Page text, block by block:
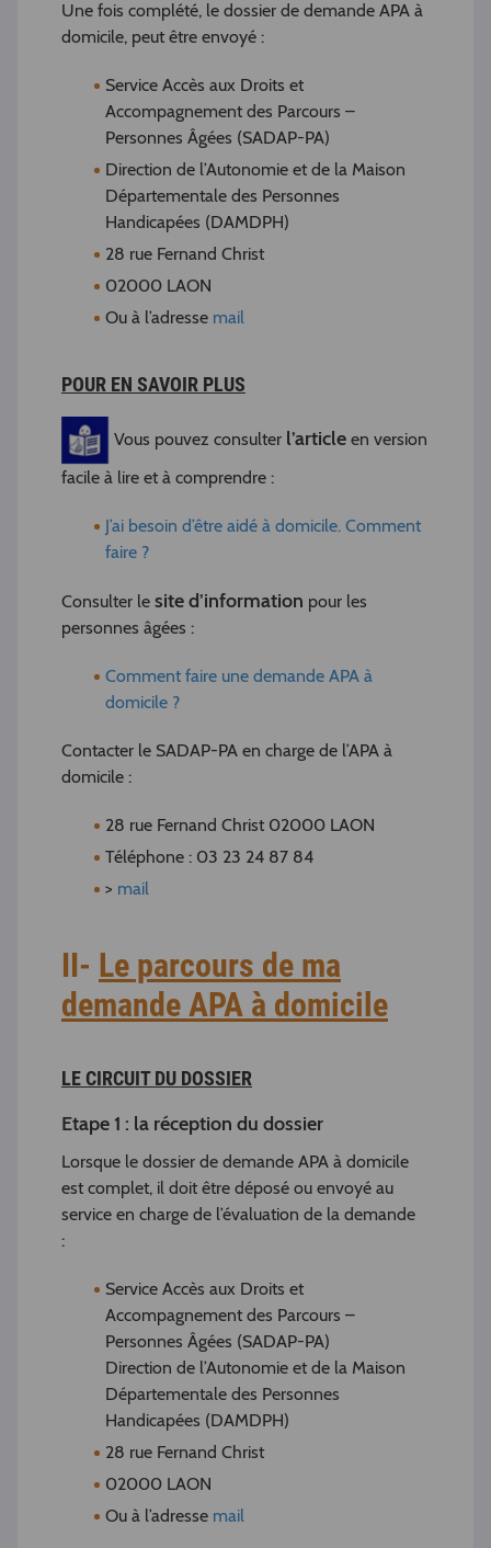
Une fois complété, le dossier de demande APA à
domicile, peut être envoyé :
Service Accès aux Droits et
Accompagnement des Parcours –
Personnes Âgées (SADAP-PA)
Direction de l’Autonomie et de la Maison
Départementale des Personnes
Handicapées (DAMDPH)
28 rue Fernand Christ
02000 LAON
Ou à l’adresse mail
POUR EN SAVOIR PLUS
Vous pouvez consulter l’article en version
facile à lire et à comprendre :
J’ai besoin d’être aidé à domicile. Comment
faire ?
Consulter le site d’information pour les
personnes âgées :
Comment faire une demande APA à
domicile ?
Contacter le SADAP-PA en charge de l’APA à
domicile :
28 rue Fernand Christ 02000 LAON
Téléphone : 03 23 24 87 84
> mail
II- Le parcours de ma
demande APA à domicile
LE CIRCUIT DU DOSSIER
Etape 1 : la réception du dossier
Lorsque le dossier de demande APA à domicile
est complet, il doit être déposé ou envoyé au
service en charge de l’évaluation de la demande
:
Service Accès aux Droits et
Accompagnement des Parcours –
Personnes Âgées (SADAP-PA)
Direction de l’Autonomie et de la Maison
Départementale des Personnes
Handicapées (DAMDPH)
28 rue Fernand Christ
02000 LAON
Ou à l’adresse mail